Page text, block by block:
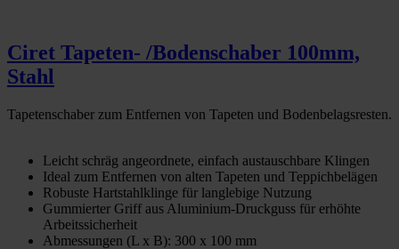
Ciret Tapeten- /Bodenschaber 100mm,
Stahl
Tapetenschaber zum Entfernen von Tapeten und Bodenbelagsresten.
Leicht schräg angeordnete, einfach austauschbare Klingen
Ideal zum Entfernen von alten Tapeten und Teppichbelägen
Robuste Hartstahlklinge für langlebige Nutzung
Gummierter Griff aus Aluminium-Druckguss für erhöhte
Arbeitssicherheit
Abmessungen (L x B): 300 x 100 mm